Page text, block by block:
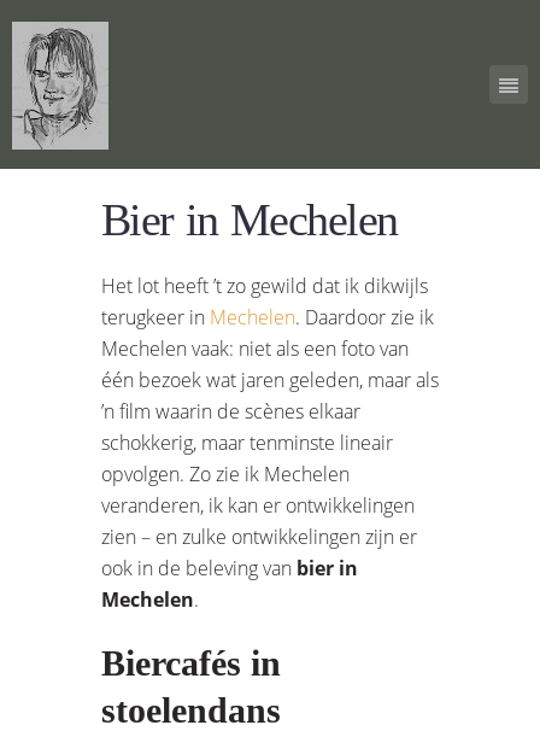
Bier in Mechelen
Het lot heeft ’t zo gewild dat ik dikwijls
terugkeer in Mechelen. Daardoor zie ik
Mechelen vaak: niet als een foto van
één bezoek wat jaren geleden, maar als
’n film waarin de scènes elkaar
schokkerig, maar tenminste lineair
opvolgen. Zo zie ik Mechelen
veranderen, ik kan er ontwikkelingen
zien – en zulke ontwikkelingen zijn er
ook in de beleving van bier in
Mechelen.
Biercafés in
stoelendans